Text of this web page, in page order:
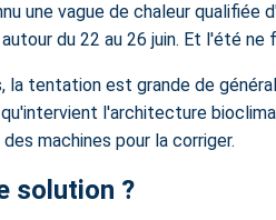
une vague de chaleur
du 22 au 26 juin. Et l'été ne
la tentation est grande de
l'architecture
machines pour la corriger.
solution ?